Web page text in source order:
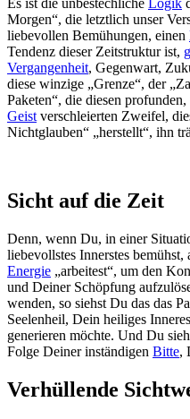
Es ist die unbestechliche Logik
Morgen“, die letztlich unser
liebevollen Bemühungen, einen
Tendenz dieser Zeitstruktur ist,
Vergangenheit, Gegenwart,
diese winzige „Grenze“, der
Paketen“, die diesen
Geistverschleierten Zweifel,
Nichtglauben“ „herstellt“, ihn
Sicht auf die Zeit
Denn, wenn Du, in einer
liebevollstes Innerstes bemühst,
Energie „arbeitest“, um den
und Deiner Schöpfung
wenden, so siehst Du das das
Seelenheil, Dein heiliges
generieren möchte. Und Du
Folge Deiner inständigen Bitte,
Verhüllende